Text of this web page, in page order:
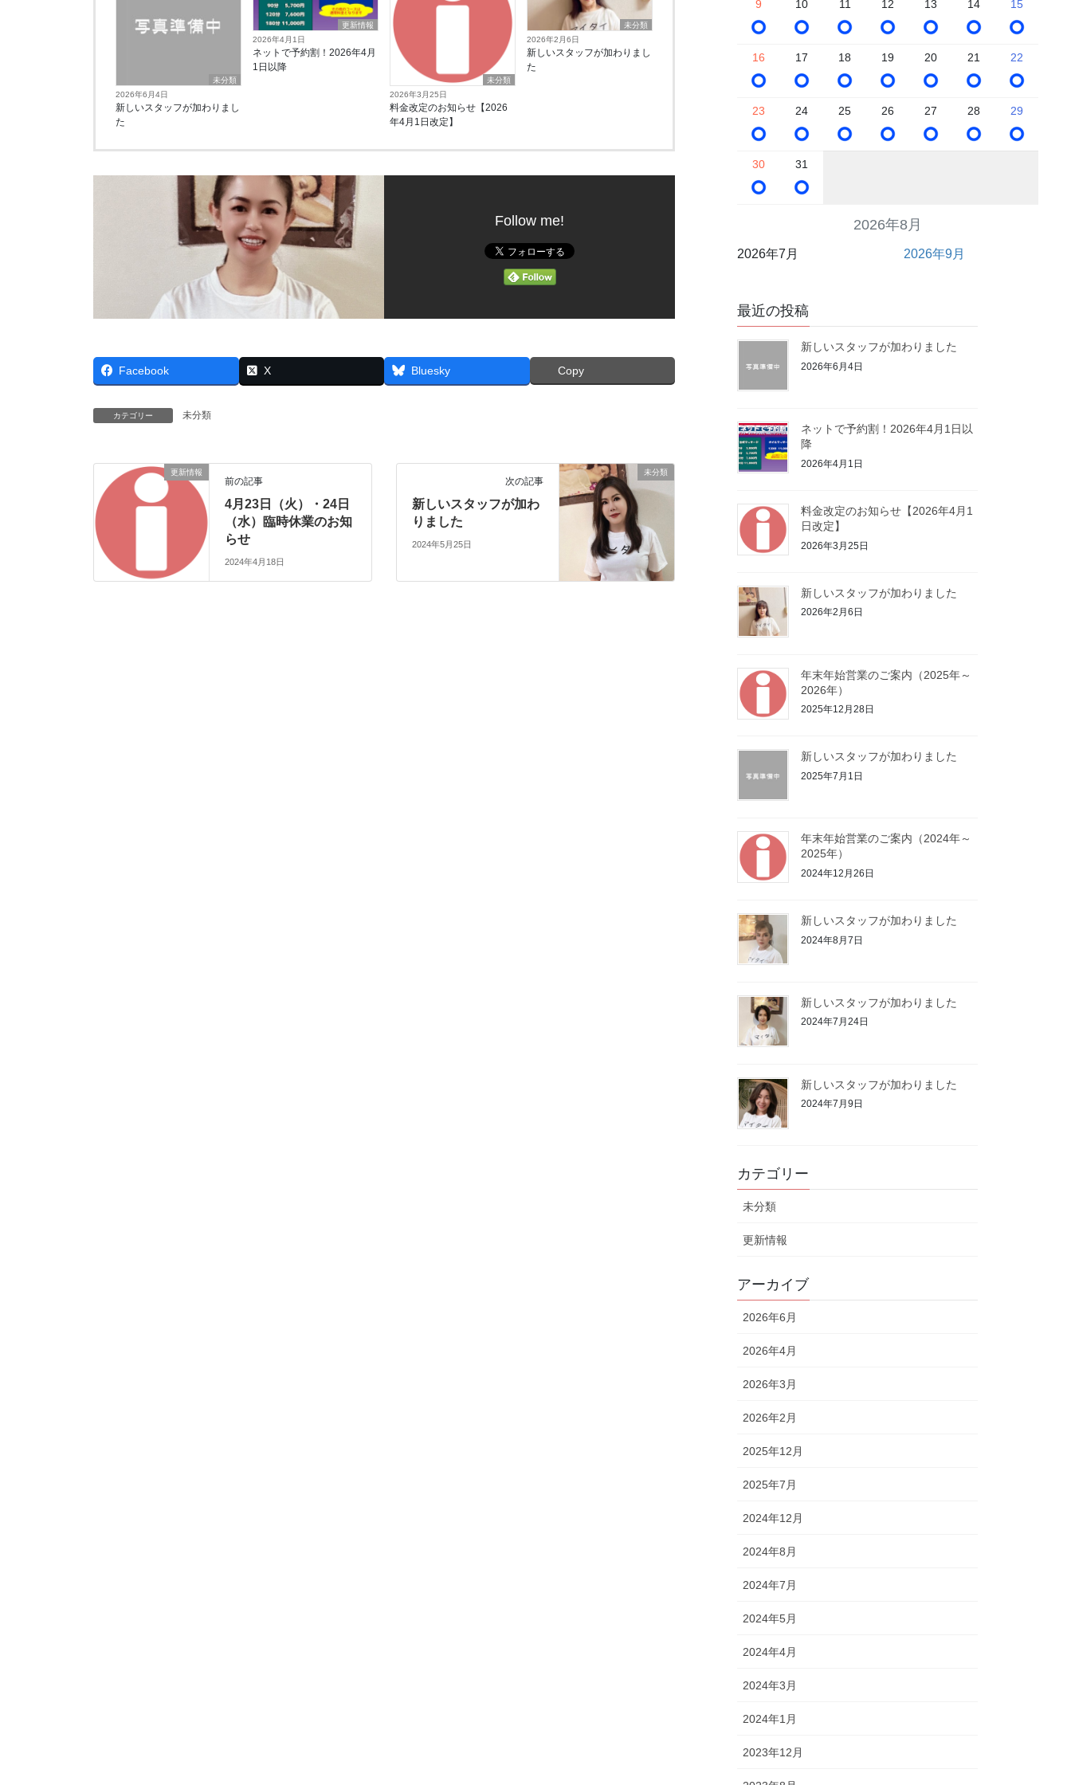
未分類
2026年6月4日
新しいスタッフが加わりまし
た
更新情報
2026年4月1日
ネットで予約割！2026年4月
1日以降
未分類
2026年3月25日
料金改定のお知らせ【2026
年4月1日改定】
未分類
2026年2月6日
新しいスタッフが加わりまし
た
Follow me!
Facebook X Bluesky Copy
カテゴリー 未分類
更新情報
前の記事
4月23日（火）・24日
（水）臨時休業のお知
らせ
2024年4月18日
未分類
次の記事
新しいスタッフが加わ
りました
2024年5月25日
2026年8月
9 10 11 12 13 14 15
16 17 18 19 20 21 22
23 24 25 26 27 28 29
30 31
2026年7月 2026年9月
最近の投稿
新しいスタッフが加わりました
2026年6月4日
ネットで予約割！2026年4月1日以
降
2026年4月1日
料金改定のお知らせ【2026年4月1
日改定】
2026年3月25日
新しいスタッフが加わりました
2026年2月6日
年末年始営業のご案内（2025年～
2026年）
2025年12月28日
新しいスタッフが加わりました
2025年7月1日
年末年始営業のご案内（2024年～
2025年）
2024年12月26日
新しいスタッフが加わりました
2024年8月7日
新しいスタッフが加わりました
2024年7月24日
新しいスタッフが加わりました
2024年7月9日
カテゴリー
未分類
更新情報
アーカイブ
2026年6月
2026年4月
2026年3月
2026年2月
2025年12月
2025年7月
2024年12月
2024年8月
2024年7月
2024年5月
2024年4月
2024年3月
2024年1月
2023年12月